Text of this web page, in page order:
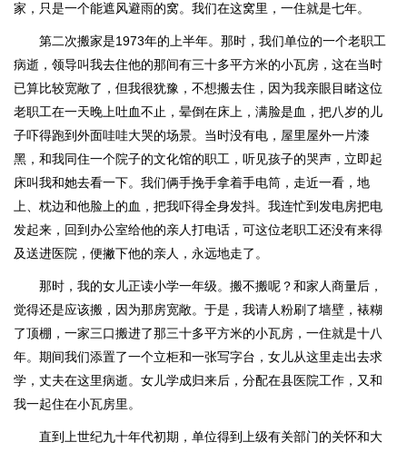
家，只是一个能遮风避雨的窝。我们在这窝里，一住就是七年。
第二次搬家是1973年的上半年。那时，我们单位的一个老职工
病逝，领导叫我去住他的那间有三十多平方米的小瓦房，这在当时
已算比较宽敞了，但我很犹豫，不想搬去住，因为我亲眼目睹这位
老职工在一天晚上吐血不止，晕倒在床上，满脸是血，把八岁的儿
子吓得跑到外面哇哇大哭的场景。当时没有电，屋里屋外一片漆
黑，和我同住一个院子的文化馆的职工，听见孩子的哭声，立即起
床叫我和她去看一下。我们俩手挽手拿着手电筒，走近一看，地
上、枕边和他脸上的血，把我吓得全身发抖。我连忙到发电房把电
发起来，回到办公室给他的亲人打电话，可这位老职工还没有来得
及送进医院，便撇下他的亲人，永远地走了。
那时，我的女儿正读小学一年级。搬不搬呢？和家人商量后，
觉得还是应该搬，因为那房宽敞。于是，我请人粉刷了墙壁，裱糊
了顶棚，一家三口搬进了那三十多平方米的小瓦房，一住就是十八
年。期间我们添置了一个立柜和一张写字台，女儿从这里走出去求
学，丈夫在这里病逝。女儿学成归来后，分配在县医院工作，又和
我一起住在小瓦房里。
直到上世纪九十年代初期，单位得到上级有关部门的关怀和大